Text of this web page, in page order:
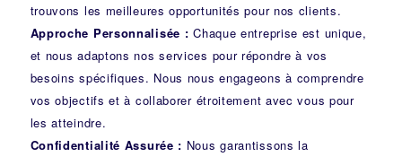
trouvons les meilleures opportunités pour nos clients.
Approche Personnalisée : Chaque entreprise est unique,
et nous adaptons nos services pour répondre à vos
besoins spécifiques. Nous nous engageons à comprendre
vos objectifs et à collaborer étroitement avec vous pour
les atteindre.
Confidentialité Assurée : Nous garantissons la